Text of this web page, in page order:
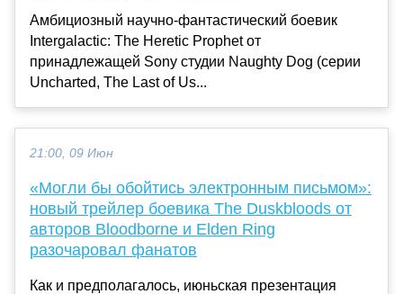
Амбициозный научно-фантастический боевик
Intergalactic: The Heretic Prophet от
принадлежащей Sony студии Naughty Dog (серии
Uncharted, The Last of Us...
21:00, 09 Июн
«Могли бы обойтись электронным письмом»:
новый трейлер боевика The Duskbloods от
авторов Bloodborne и Elden Ring
разочаровал фанатов
Как и предполагалось, июньская презентация